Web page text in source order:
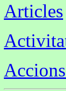
Articles